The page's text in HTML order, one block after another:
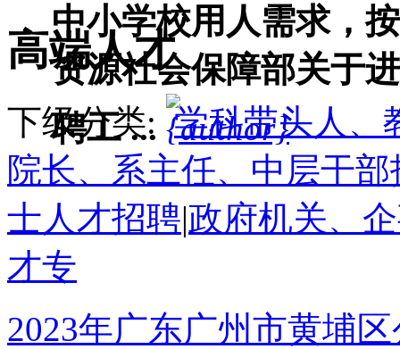
中小学校用人需求，
资源社会保障部关于
聘工 ...
高端人才
下级分类:学科带头人、
院长、系主任、中层干部
士人才招聘|政府机关、
才专
2023年广东广州市黄埔